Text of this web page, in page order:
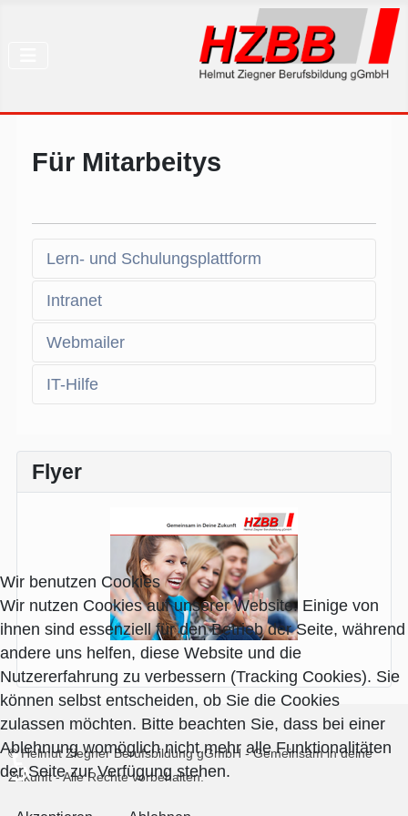
Für Mitarbeitys
Lern- und Schulungsplattform
Intranet
Webmailer
IT-Hilfe
Flyer
© Helmut Ziegner Berufsbildung gGmbH - Gemeinsam in deine
Zukunft -Alle Rechte vorbehalten.
Wir benutzen Cookies
Wir nutzen Cookies auf unserer Website. Einige von
ihnen sind essenziell für den Betrieb der Seite, während
andere uns helfen, diese Website und die
Nutzererfahrung zu verbessern (Tracking Cookies). Sie
können selbst entscheiden, ob Sie die Cookies
zulassen möchten. Bitte beachten Sie, dass bei einer
Ablehnung womöglich nicht mehr alle Funktionalitäten
der Seite zur Verfügung stehen.